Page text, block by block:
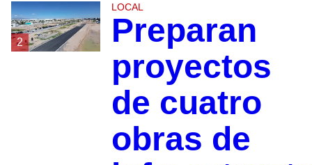
2
LOCAL
Preparan
proyectos
de cuatro
obras de